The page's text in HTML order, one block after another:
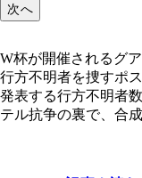
るメンバ
捜索時に
次へ
W杯が開催されるグ
行方不明者を捜すポ
発表する行方不明者
テル抗争の裏で、合